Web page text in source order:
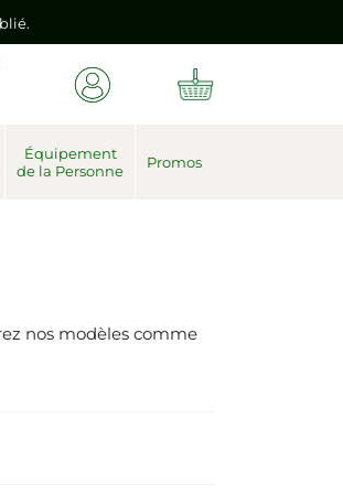
nouvel espace client.
Équipement
de la Personne
Promos
nos modèles comme